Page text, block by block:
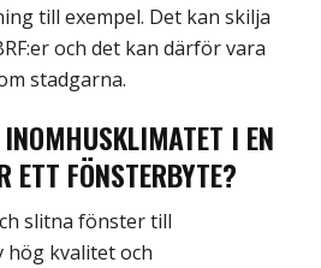
till exempel. Det kan skilja
och det kan därför vara
stadgarna.
I EN
ETT FÖNSTERBYTE?
slitna fönster till
hög kvalitet och